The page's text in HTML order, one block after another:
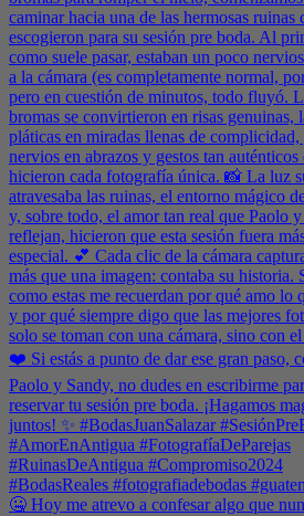
🤐 Hoy me atrevo a confesar algo que